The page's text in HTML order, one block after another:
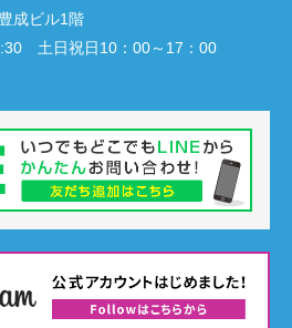
成ビル1階
土日祝日10：00～17：00